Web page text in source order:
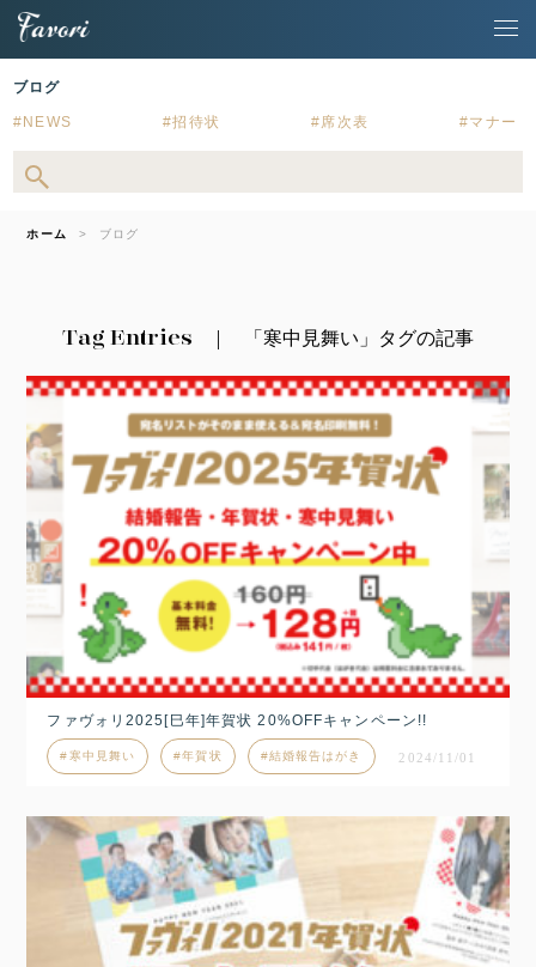
ブログ
NEWS 招待状 席次表 マナー
ホーム ブログ
Tag Entries 「寒中見舞い」タグの記事
ファヴォリ2025[巳年]年賀状 20%OFFキャンペーン!!
寒中見舞い 年賀状 結婚報告はがき 2024/11/01